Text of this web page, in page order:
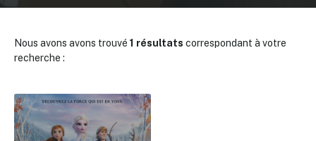
Nous avons avons trouvé 1 résultats correspondant à votre
recherche :